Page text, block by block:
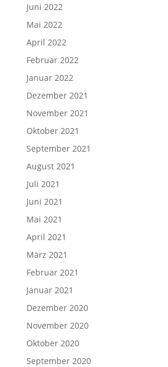
Juni 2022
Mai 2022
April 2022
Februar 2022
Januar 2022
Dezember 2021
November 2021
Oktober 2021
September 2021
August 2021
Juli 2021
Juni 2021
Mai 2021
April 2021
März 2021
Februar 2021
Januar 2021
Dezember 2020
November 2020
Oktober 2020
September 2020